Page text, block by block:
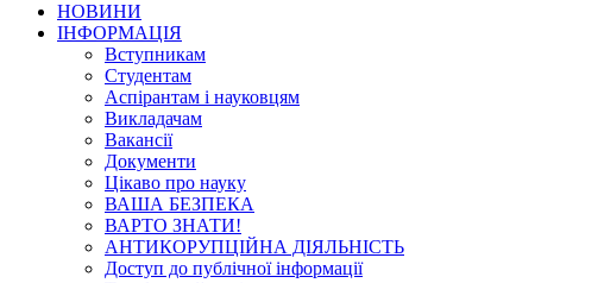
НОВИНИ
ІНФОРМАЦІЯ
Вступникам
Студентам
Аспірантам і науковцям
Викладачам
Вакансії
Документи
Цікаво про науку
ВАША БЕЗПЕКА
ВАРТО ЗНАТИ!
АНТИКОРУПЦІЙНА ДІЯЛЬНІСТЬ
Доступ до публічної інформації